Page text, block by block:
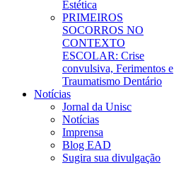
Estética
PRIMEIROS
SOCORROS NO
CONTEXTO
ESCOLAR: Crise
convulsiva, Ferimentos e
Traumatismo Dentário
Notícias
Jornal da Unisc
Notícias
Imprensa
Blog EAD
Sugira sua divulgação